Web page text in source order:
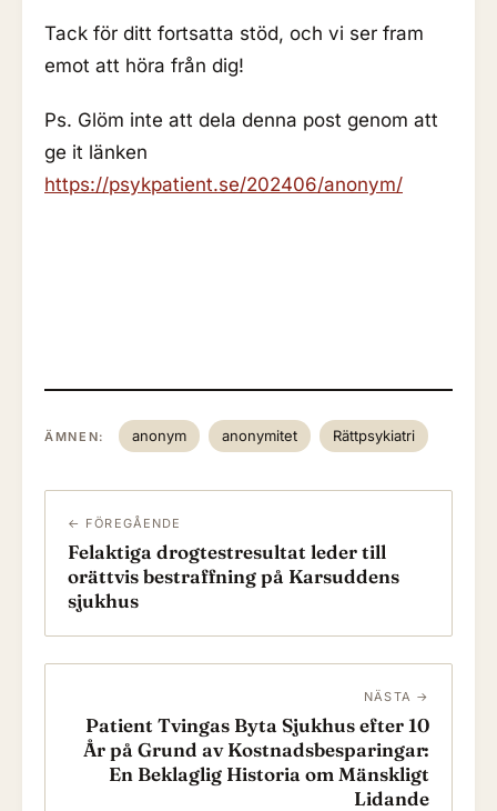
Tack för ditt fortsatta stöd, och vi ser fram
emot att höra från dig!
Ps. Glöm inte att dela denna post genom att
ge it länken
https://psykpatient.se/202406/anonym/
ÄMNEN: anonym anonymitet Rättpsykiatri
← FÖREGÅENDE
Felaktiga drogtestresultat leder till
orättvis bestraffning på Karsuddens
sjukhus
NÄSTA →
Patient Tvingas Byta Sjukhus efter 10
År på Grund av Kostnadsbesparingar:
En Beklaglig Historia om Mänskligt
Lidande